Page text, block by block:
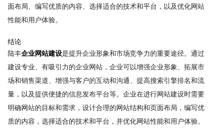
面布局、编写优质的内容、选择适合的技术和平台，以及优化网站
性能和用户体验。
结论
陆丰企业网站建设是提升企业形象和市场竞争力的重要途径。通过
建设专业、有吸引力的企业网站，企业可以增强企业形象、拓展市
场和销售渠道、增强与客户的互动和沟通、提高搜索引擎排名和流
量，以及提供便捷的信息发布平台等。企业在进行网站建设时需要
明确网站的目标和需求，设计合理的网站结构和页面布局，编写优
质的内容，选择适合的技术和平台，并优化网站性能和用户体验。